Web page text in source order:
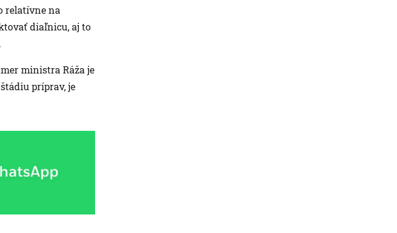
relatívne na
diaľnicu, aj to
ministra Ráža je
príprav, je